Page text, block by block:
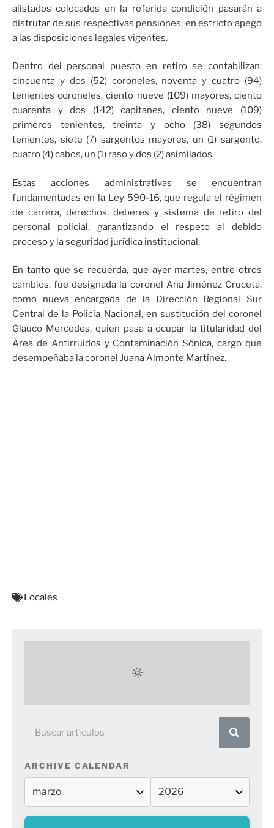
alistados colocados en la referida condición pasarán a
disfrutar de sus respectivas pensiones, en estricto apego
a las disposiciones legales vigentes.
Dentro del personal puesto en retiro se contabilizan:
cincuenta y dos (52) coroneles, noventa y cuatro (94)
tenientes coroneles, ciento nueve (109) mayores, ciento
cuarenta y dos (142) capitanes, ciento nueve (109)
primeros tenientes, treinta y ocho (38) segundos
tenientes, siete (7) sargentos mayores, un (1) sargento,
cuatro (4) cabos, un (1) raso y dos (2) asimilados.
Estas acciones administrativas se encuentran
fundamentadas en la Ley 590-16, que regula el régimen
de carrera, derechos, deberes y sistema de retiro del
personal policial, garantizando el respeto al debido
proceso y la seguridad jurídica institucional.
En tanto que se recuerda, que ayer martes, entre otros
cambios, fue designada la coronel Ana Jiménez Cruceta,
como nueva encargada de la Dirección Regional Sur
Central de la Policía Nacional, en sustitución del coronel
Glauco Mercedes, quien pasa a ocupar la titularidad del
Área de Antirruidos y Contaminación Sónica, cargo que
desempeñaba la coronel Juana Almonte Martínez.
Locales
ARCHIVE CALENDAR